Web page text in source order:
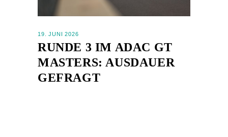
19. JUNI 2026
RUNDE 3 IM ADAC GT
MASTERS: AUSDAUER
GEFRAGT